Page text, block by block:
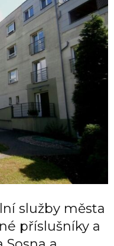
služby města
příslušníky a